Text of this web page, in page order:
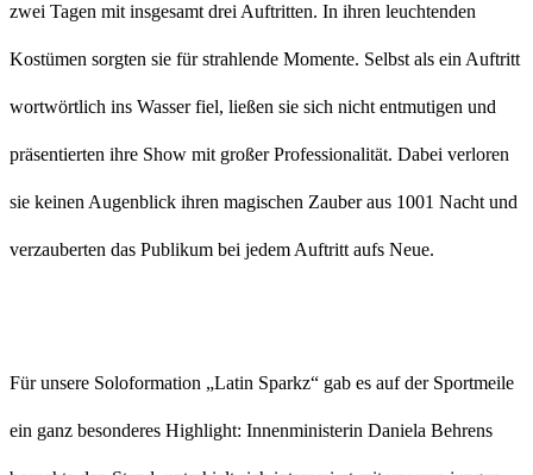
zwei Tagen mit insgesamt drei Auftritten. In ihren leuchtenden
Kostümen sorgten sie für strahlende Momente. Selbst als ein Auftritt
wortwörtlich ins Wasser fiel, ließen sie sich nicht entmutigen und
präsentierten ihre Show mit großer Professionalität. Dabei verloren
sie keinen Augenblick ihren magischen Zauber aus 1001 Nacht und
verzauberten das Publikum bei jedem Auftritt aufs Neue.
Für unsere Soloformation „Latin Sparkz“ gab es auf der Sportmeile
ein ganz besonderes Highlight: Innenministerin Daniela Behrens